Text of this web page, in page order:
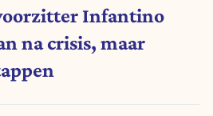
Infantino
na crisis, maar